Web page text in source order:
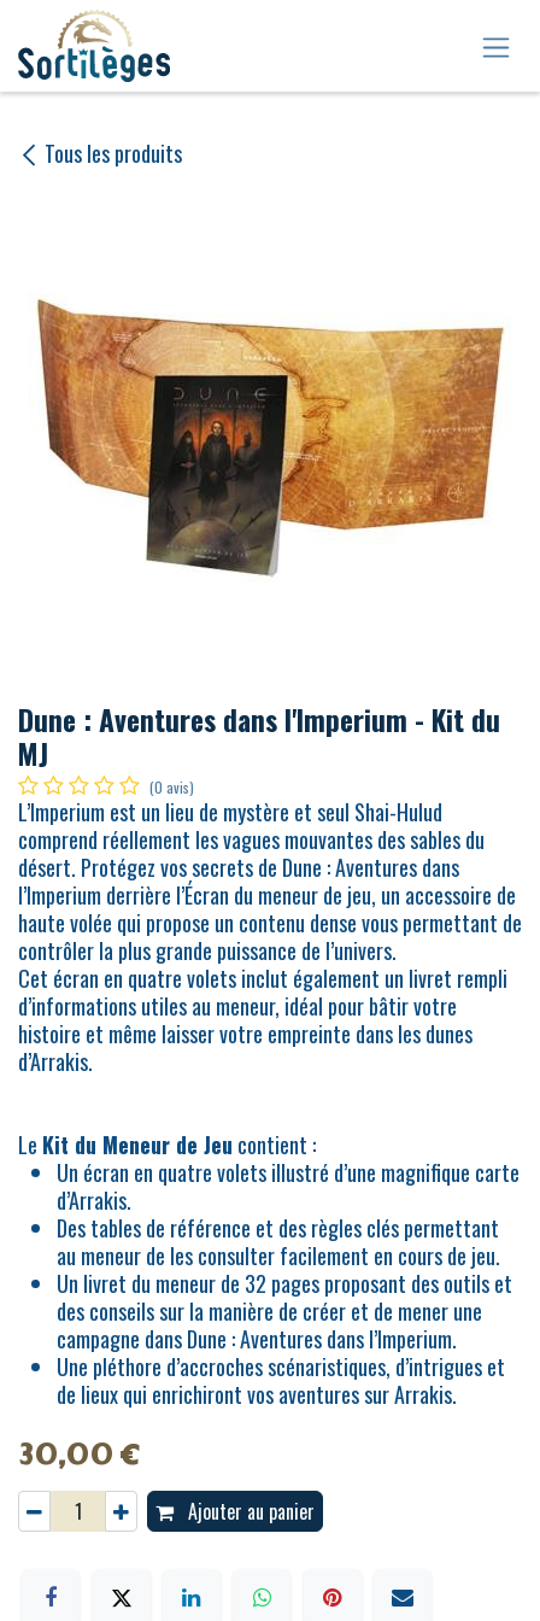
Se rendre au contenu
Tous les produits
Dune : Aventures dans l'Imperium - Kit du
MJ
(0 avis)
L’Imperium est un lieu de mystère et seul Shai-Hulud
comprend réellement les vagues mouvantes des sables du
désert. Protégez vos secrets de Dune : Aventures dans
l’Imperium derrière l’Écran du meneur de jeu, un accessoire de
haute volée qui propose un contenu dense vous permettant de
contrôler la plus grande puissance de l’univers.
Cet écran en quatre volets inclut également un livret rempli
d’informations utiles au meneur, idéal pour bâtir votre
histoire et même laisser votre empreinte dans les dunes
d’Arrakis.
Le Kit du Meneur de Jeu contient :
Un écran en quatre volets illustré d’une magnifique carte
d’Arrakis.
Des tables de référence et des règles clés permettant
au meneur de les consulter facilement en cours de jeu.
Un livret du meneur de 32 pages proposant des outils et
des conseils sur la manière de créer et de mener une
campagne dans Dune : Aventures dans l’Imperium.
Une pléthore d’accroches scénaristiques, d’intrigues et
de lieux qui enrichiront vos aventures sur Arrakis.
30,00€
Ajouter au panier